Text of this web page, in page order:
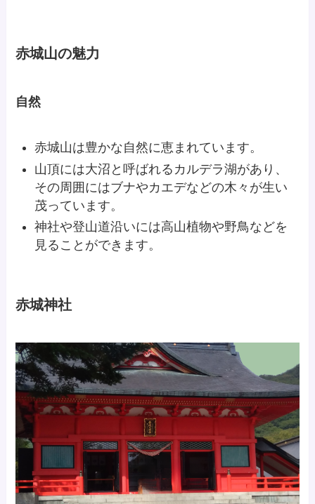
赤城山の魅力
自然
赤城山は豊かな自然に恵まれています。
山頂には大沼と呼ばれるカルデラ湖があり、
その周囲にはブナやカエデなどの木々が生い
茂っています。
神社や登山道沿いには高山植物や野鳥などを
見ることができます。
赤城神社